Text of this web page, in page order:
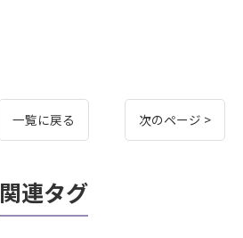
一覧に戻る 次のページ >
関連タグ